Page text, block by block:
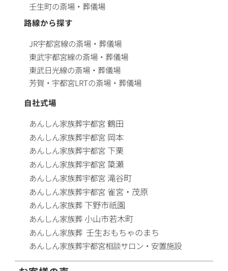
壬生町の斎場・葬儀場
路線から探す
JR宇都宮線の斎場・葬儀場
東武宇都宮線の斎場・葬儀場
東武日光線の斎場・葬儀場
芳賀・宇都宮LRTの斎場・葬儀場
自社式場
あんしん家族葬宇都宮鶴田
あんしん家族葬宇都宮 岡本
あんしん家族葬宇都宮 下栗
あんしん家族葬宇都宮 簗瀬
あんしん家族葬宇都宮 滝谷町
あんしん家族葬宇都宮 雀宮・茂原
あんしん家族葬 下野市祇園
あんしん家族葬小山市若木町
あんしん家族葬 壬生おもちゃのまち
あんしん家族葬宇都宮相談サロン・安置施設